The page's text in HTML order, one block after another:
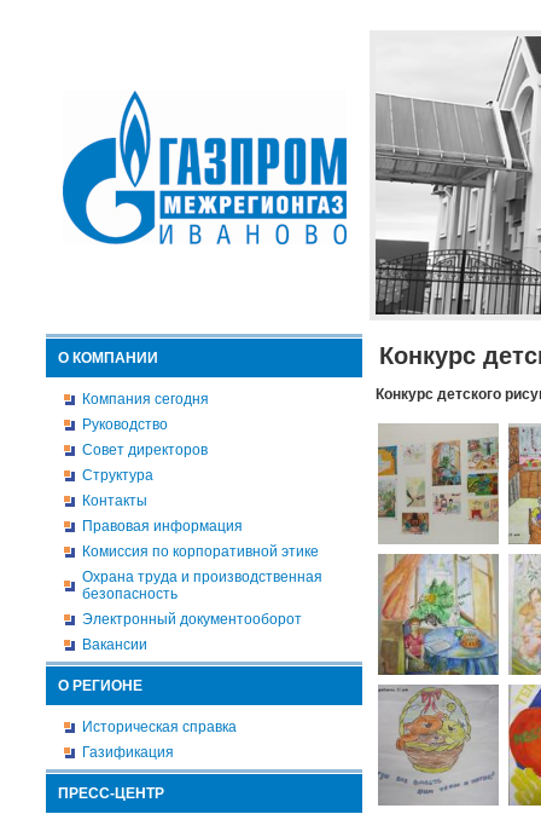
О КОМПАНИИ
Компания сегодня
Руководство
Совет директоров
Структура
Контакты
Правовая информация
Комиссия по корпоративной этике
Охрана труда и производственная
безопасность
Электронный документооборот
Вакансии
О РЕГИОНЕ
Историческая справка
Газификация
ПРЕСС-ЦЕНТР
Конкурс
Конкурс детского